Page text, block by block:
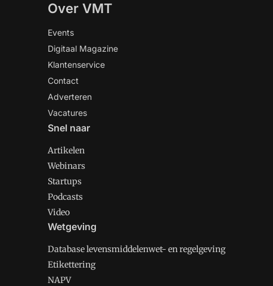
Over VMT
Events
Digitaal Magazine
Klantenservice
Contact
Adverteren
Vacatures
Snel naar
Artikelen
Webinars
Startups
Podcasts
Video
Wetgeving
Database levensmiddelenwet- en regelgeving
Etikettering
NAPV